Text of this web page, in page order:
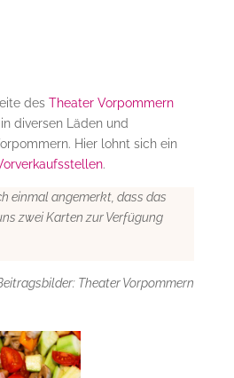
des Theater Vorpommern
diversen Läden und
Hier lohnt sich ein
.
einmal angemerkt, dass das
zwei Karten zur Verfügung
Theater Vorpommern